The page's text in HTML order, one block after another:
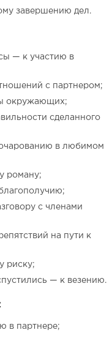
завершению дел.
— к участию в
с партнером;
окружающих;
сделанного
в любимом
роману;
с членами
на пути к
риску;
— к везению.
в партнере;